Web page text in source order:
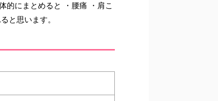
的にまとめると ・腰痛 ・肩こ
と思います。